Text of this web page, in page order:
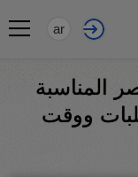
ar
المناسبة
ووقت